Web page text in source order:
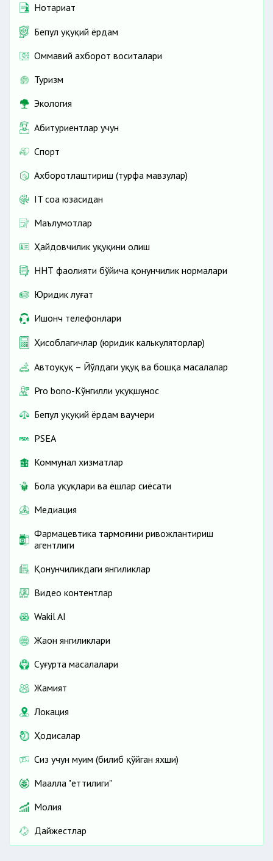
Нотариат
Бепул ҳуқуқий ёрдам
Оммавий ахборот воситалари
Туризм
Экология
Абитуриентлар учун
Спорт
Ахборотлаштириш (турфа мавзулар)
IT соҳа юзасидан
Маълумотлар
Ҳайдовчилик ҳуқуқини олиш
ННТ фаолияти бўйича қонунчилик нормалари
Юридик луғат
Ишонч телефонлари
Ҳисоблагичлар (юридик калькуляторлар)
Автоҳуқуқ – Йўлдаги ҳуқуқ ва бошқа масалалар
Pro bono-Кўнгилли ҳуқуқшунос
Бепул ҳуқуқий ёрдам ваучери
PSEA
Коммунал хизматлар
Бола ҳуқуқлари ва ёшлар сиёсати
Медиация
Фармацевтика тармоғини ривожлантириш
агентлиги
Қонунчиликдаги янгиликлар
Видео контентлар
Wakil AI
Жаҳон янгиликлари
Cуғурта масалалари
Жамият
Локация
Ҳодисалар
Сиз учун муҳим (билиб қўйган яхши)
Маҳалла "еттилиги"
Молия
Дайжестлар